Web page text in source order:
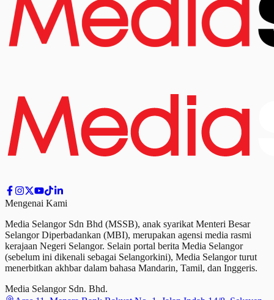
Mengenai Kami
Media Selangor Sdn Bhd (MSSB), anak syarikat Menteri Besar
Selangor Diperbadankan (MBI), merupakan agensi media rasmi
kerajaan Negeri Selangor. Selain portal berita Media Selangor
(sebelum ini dikenali sebagai Selangorkini), Media Selangor turut
menerbitkan akhbar dalam bahasa Mandarin, Tamil, dan Inggeris.
Media Selangor Sdn. Bhd.